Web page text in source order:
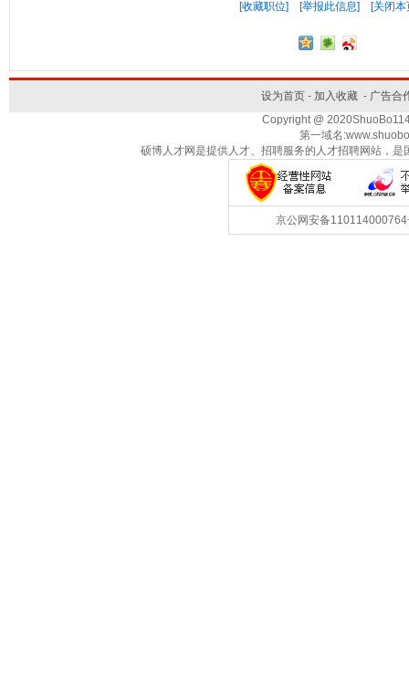
[收藏职位] [举报此信息] [关闭本
设为首页- 加入收藏- 广告合
Copyright @
第一域名
硕博人才网是提供人才、招聘服务的人才招聘网站，
京公网安备